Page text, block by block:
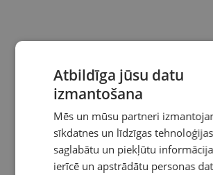
Atbildīga jūsu datu
izmantošana
Mēs un mūsu partneri
sīkdatnes un līdzīgas
saglabātu un piekļūtu
ierīcē un apstrādātu personas